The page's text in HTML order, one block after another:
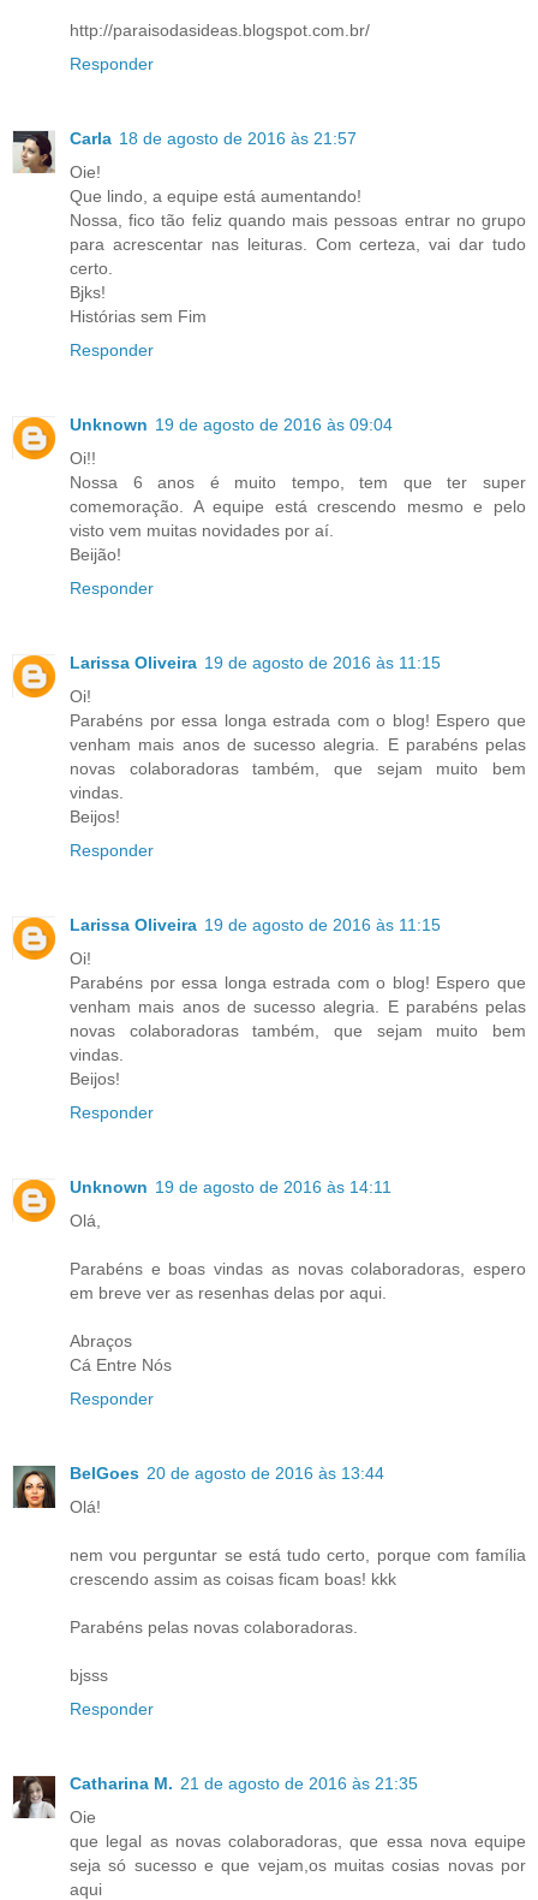
http://paraisodasideas.blogspot.com.br/
Responder
Carla 18 de agosto de 2016 às 21:57
Oie!
Que lindo, a equipe está aumentando!
Nossa, fico tão feliz quando mais pessoas entrar no grupo
para acrescentar nas leituras. Com certeza, vai dar tudo
certo.
Bjks!
Histórias sem Fim
Responder
Unknown 19 de agosto de 2016 às 09:04
Oi!!
Nossa 6 anos é muito tempo, tem que ter super
comemoração. A equipe está crescendo mesmo e pelo
visto vem muitas novidades por aí.
Beijão!
Responder
Larissa Oliveira 19 de agosto de 2016 às 11:15
Oi!
Parabéns por essa longa estrada com o blog! Espero que
venham mais anos de sucesso alegria. E parabéns pelas
novas colaboradoras também, que sejam muito bem
vindas.
Beijos!
Responder
Larissa Oliveira 19 de agosto de 2016 às 11:15
Oi!
Parabéns por essa longa estrada com o blog! Espero que
venham mais anos de sucesso alegria. E parabéns pelas
novas colaboradoras também, que sejam muito bem
vindas.
Beijos!
Responder
Unknown 19 de agosto de 2016 às 14:11
Olá,
Parabéns e boas vindas as novas colaboradoras, espero
em breve ver as resenhas delas por aqui.
Abraços
Cá Entre Nós
Responder
BelGoes 20 de agosto de 2016 às 13:44
Olá!
nem vou perguntar se está tudo certo, porque com família
crescendo assim as coisas ficam boas! kkk
Parabéns pelas novas colaboradoras.
bjsss
Responder
Catharina M. 21 de agosto de 2016 às 21:35
Oie
que legal as novas colaboradoras, que essa nova equipe
seja só sucesso e que vejam,os muitas cosias novas por
aqui